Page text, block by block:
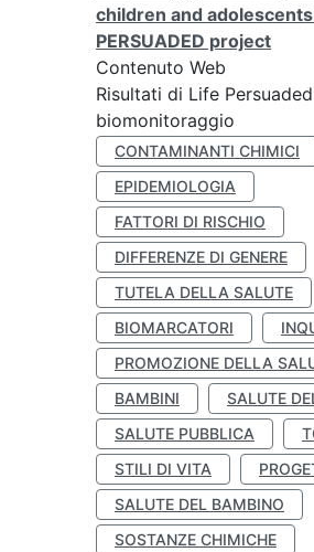
children and
PERSUADED project
Contenuto Web
Risultati di Life
biomonitoraggio
CONTAMINANTI CHIMICI
EPIDEMIOLOGIA
FATTORI DI RISCHIO
DIFFERENZE DI GENERE
TUTELA DELLA SALUTE
BIOMARCATORI
PROMOZIONE DELLA
BAMBINI
SALUTE
SALUTE PUBBLICA
STILI DI VITA
SALUTE DEL BAMBINO
SOSTANZE CHIMICHE